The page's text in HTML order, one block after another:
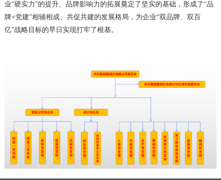
业“硬实力”的提升、品牌影响力的拓展奠定了坚实的基础，形成了“品
牌+党建”相辅相成、共促共建的发展格局，为企业“双品牌、双百
亿”战略目标的早日实现打牢了根基。